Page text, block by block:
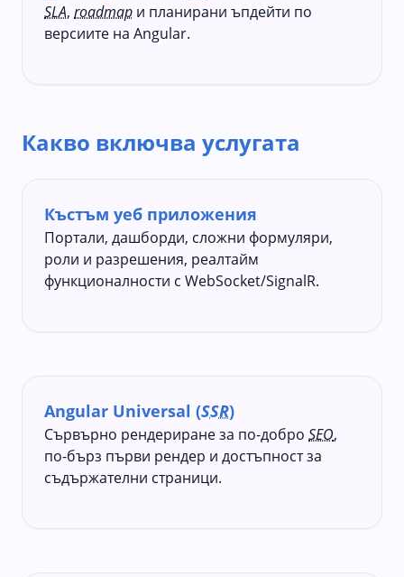
SLA, roadmap и планирани ъпдейти по
версиите на Angular.
Какво включва услугата
Къстъм уеб приложения
Портали, дашборди, сложни формуляри,
роли и разрешения, реалтайм
функционалности с WebSocket/SignalR.
Angular Universal (SSR)
Сървърно рендериране за по-добро SEO,
по-бърз първи рендер и достъпност за
съдържателни страници.